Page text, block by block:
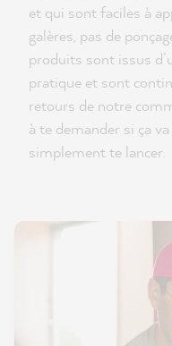
et qui sont faciles à
galères, pas de
produits sont issus
pratique et sont
retours de notre
à te demander si ça
simplement te lancer.